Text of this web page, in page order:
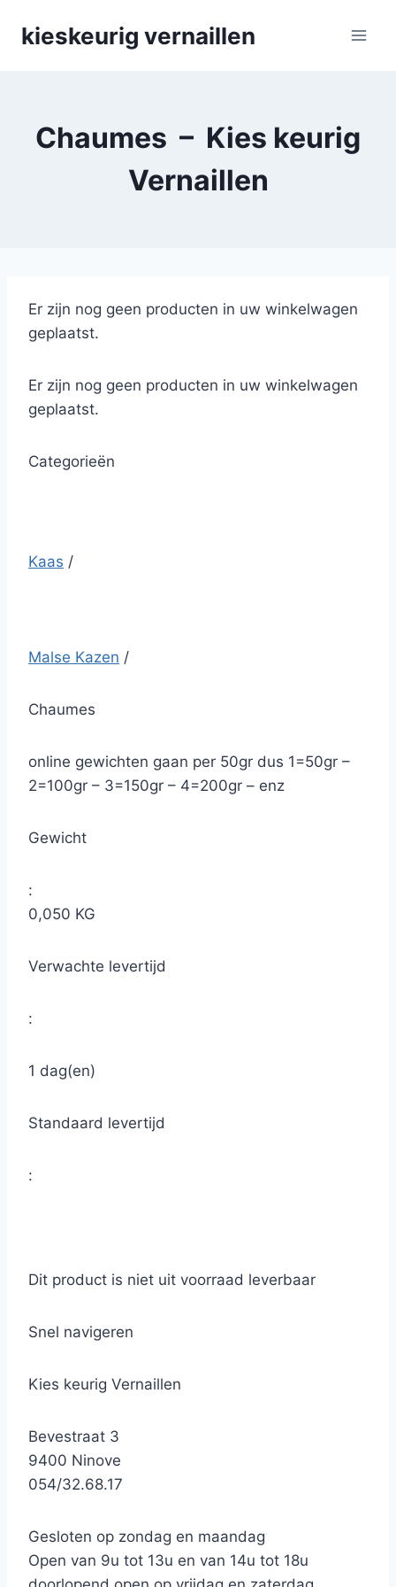
kieskeurig vernaillen
Chaumes – Kies keurig
Vernaillen
Er zijn nog geen producten in uw winkelwagen
geplaatst.
Er zijn nog geen producten in uw winkelwagen
geplaatst.
Categorieën
Kaas /
Malse Kazen /
Chaumes
online gewichten gaan per 50gr dus 1=50gr –
2=100gr – 3=150gr – 4=200gr – enz
Gewicht
:
0,050 KG
Verwachte levertijd
:
1 dag(en)
Standaard levertijd
:
Dit product is niet uit voorraad leverbaar
Snel navigeren
Kies keurig Vernaillen
Bevestraat 3
9400 Ninove
054/32.68.17
Gesloten op zondag en maandag
Open van 9u tot 13u en van 14u tot 18u